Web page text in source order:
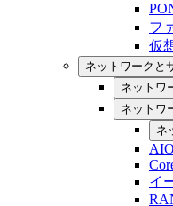
フ
仮
ネットワークと
ネットワ
ネットワ
ネ
イ